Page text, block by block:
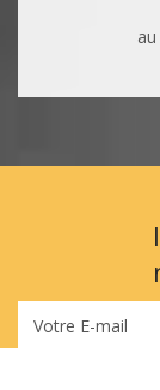
Votre E-mail